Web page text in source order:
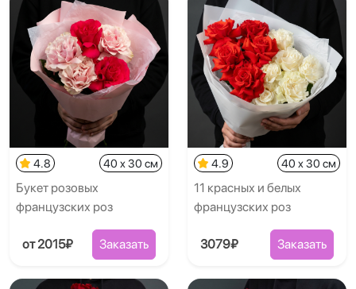
4.8 40 x 30 см
Букет розовых
французских роз
от 2015₽ Заказать
4.9 40 x 30 см
11 красных и белых
французских роз
3079₽ Заказать